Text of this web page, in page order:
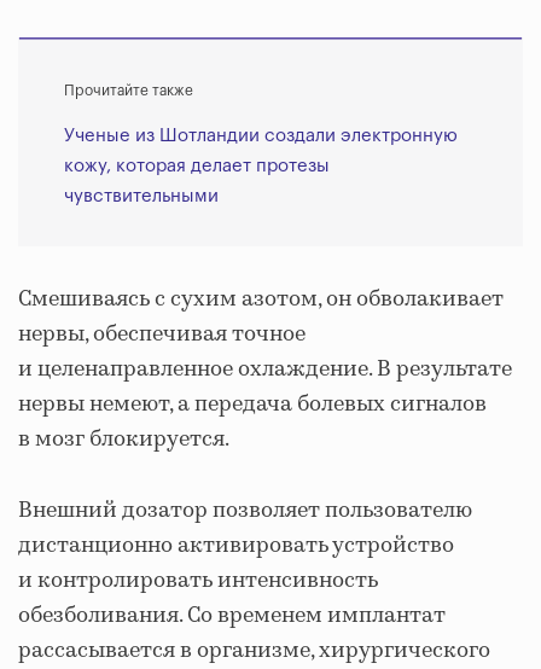
Прочитайте также
Ученые из Шотландии создали электронную
кожу, которая делает протезы
чувствительными
Смешиваясь с сухим азотом, он обволакивает
нервы, обеспечивая точное
и целенаправленное охлаждение. В результате
нервы немеют, а передача болевых сигналов
в мозг блокируется.
Внешний дозатор позволяет пользователю
дистанционно активировать устройство
и контролировать интенсивность
обезболивания. Со временем имплантат
рассасывается в организме, хирургического